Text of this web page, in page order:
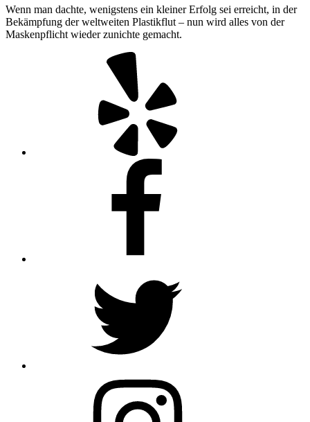
Wenn man dachte, wenigstens ein kleiner Erfolg sei erreicht, in der
Bekämpfung der weltweiten Plastikflut – nun wird alles von der
Maskenpflicht wieder zunichte gemacht.